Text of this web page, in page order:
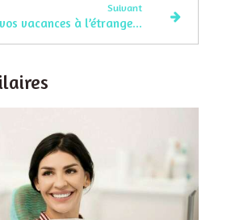
Suivant
Si vous passez vos vacances à l’étranger...